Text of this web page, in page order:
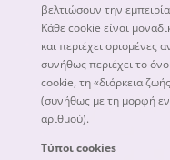
βελτιώσουν την
Κάθε cookie είναι
και περιέχει
συνήθως περιέχει το
cookie, τη «διάρκεια
(συνήθως με τη μορφή
αριθμού).
Τύποι cookies